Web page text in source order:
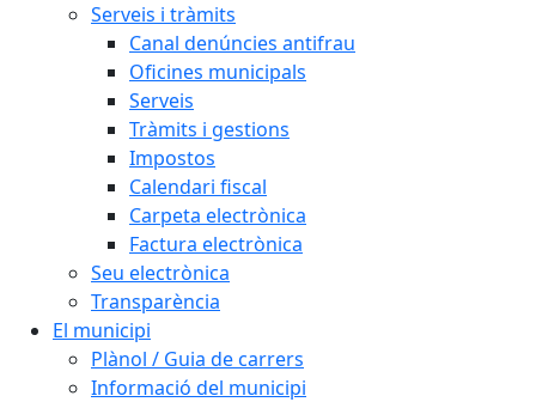
Serveis i tràmits
Canal denúncies antifrau
Oficines municipals
Serveis
Tràmits i gestions
Impostos
Calendari fiscal
Carpeta electrònica
Factura electrònica
Seu electrònica
Transparència
El municipi
Plànol / Guia de carrers
Informació del municipi